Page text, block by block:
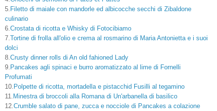
5. Filetto di maiale con mandorle ed albicocche secchi di Zibaldone
culinario
6. Crostata di ricotta e Whisky di Fotocibiamo
7. Tortine di frolla all'olio e crema al rosmarino di Maria Antonietta e i suoi
dolci
8. Crusty dinner rolls di An old fahioned Lady
9. Pancakes agli spinaci e burro aromatizzato al lime di Fornelli
Profumati
10. Polpette di ricotta, mortadella e pistacchid Fusilli al tegamino
11. Minestra di broccoli alla Romana di Un'arbanella di basilico
12. Crumble salato di pane, zucca e nocciole di Pancakes a colazione